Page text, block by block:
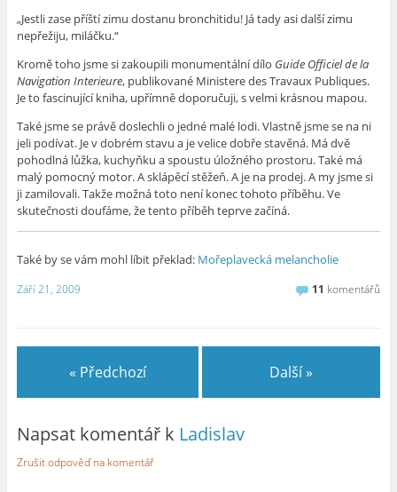
„Jestli zase příští zimu dostanu bronchitidu! Já tady asi další zimu
nepřežiju, miláčku.“
Kromě toho jsme si zakoupili monumentální dílo Guide Officiel de la
Navigation Interieure, publikované Ministere des Travaux Publiques.
Je to fascinující kniha, upřímně doporučuji, s velmi krásnou mapou.
Také jsme se právě doslechli o jedné malé lodi. Vlastně jsme se na ni
jeli podívat. Je v dobrém stavu a je velice dobře stavěná. Má dvě
pohodlná lůžka, kuchyňku a spoustu úložného prostoru. Také má
malý pomocný motor. A sklápěcí stěžeň. A je na prodej. A my jsme si
ji zamilovali. Takže možná toto není konec tohoto příběhu. Ve
skutečnosti doufáme, že tento příběh teprve začíná.
Také by se vám mohl líbit překlad: Mořeplavecká melancholie
Září 21, 2009 11 komentářů
« Předchozí Další »
Napsat komentář k Ladislav
Zrušit odpověď na komentář